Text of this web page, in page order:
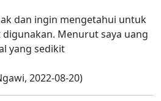
dan ingin mengetahui untuk
Menurut saya uang
yang sedikit
2022-08-20)